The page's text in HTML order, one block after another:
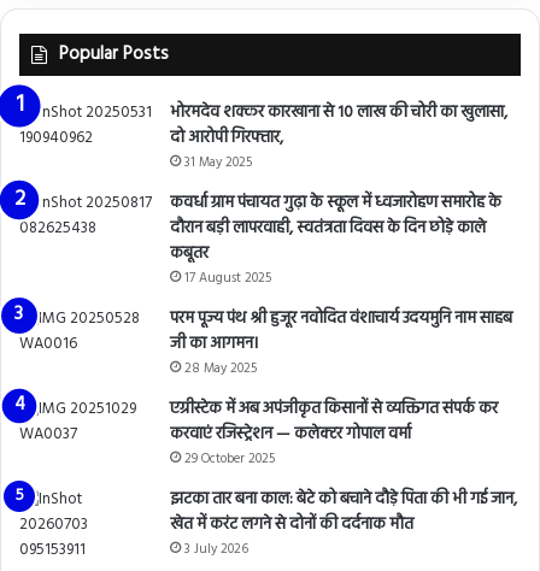
Popular Posts
भोरमदेव शक्कर कारखाना से 10 लाख की चोरी का खुलासा,
दो आरोपी गिरफ्तार,
31 May 2025
कवर्धा ग्राम पंचायत गुढ़ा के स्कूल में ध्वजारोहण समारोह के
दौरान बड़ी लापरवाही, स्वतंत्रता दिवस के दिन छोड़े काले
कबूतर
17 August 2025
परम पूज्य पंथ श्री हुजूर नवोदित वंशाचार्य उदयमुनि नाम साहब
जी का आगमन।
28 May 2025
एग्रीस्टेक में अब अपंजीकृत किसानों से व्यक्तिगत संपर्क कर
करवाएं रजिस्ट्रेशन — कलेक्टर गोपाल वर्मा
29 October 2025
झटका तार बना काल: बेटे को बचाने दौड़े पिता की भी गई जान,
खेत में करंट लगने से दोनों की दर्दनाक मौत
3 July 2026